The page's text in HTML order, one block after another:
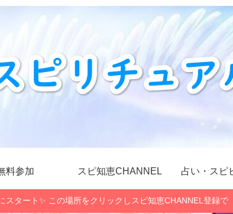
料参加 スピ知恵CHANNEL 占い・スピ
スタート✨ この場所をクリックしスピ知恵CHANNEL登録で